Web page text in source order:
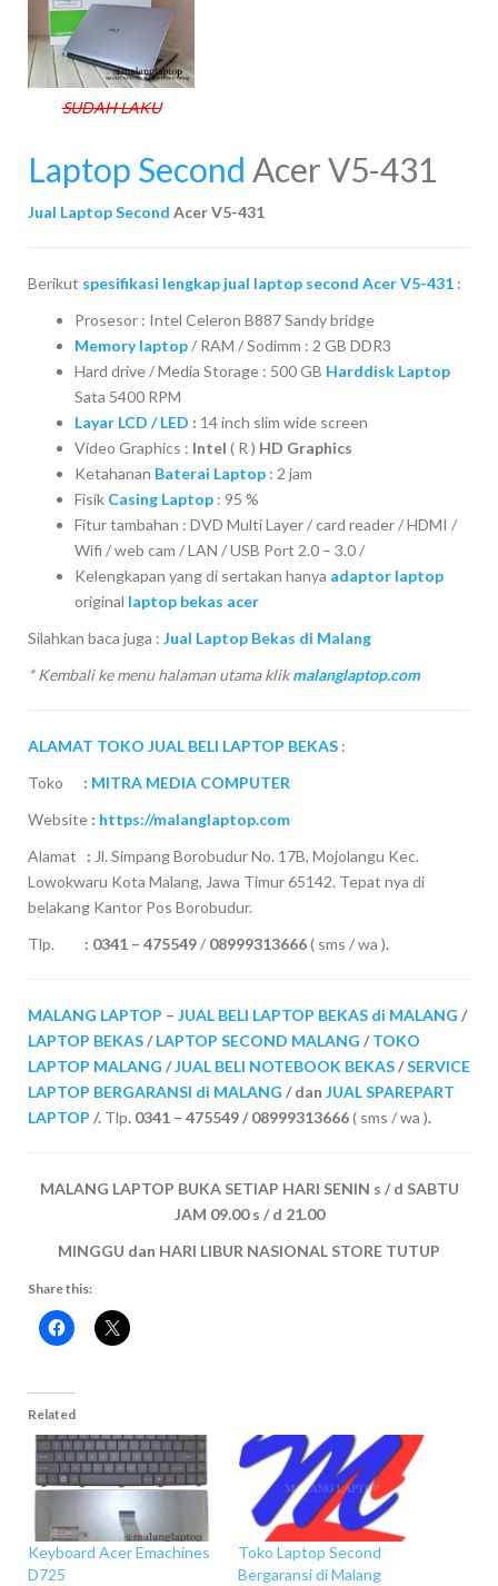
SUDAH LAKU
Laptop Second Acer V5-431
Jual Laptop Second Acer V5-431
Berikut spesifikasi lengkap jual laptop second Acer V5-431 :
Prosesor : Intel Celeron B887 Sandy bridge
Memory laptop/ RAM / Sodimm : 2 GB DDR3
Hard drive / Media Storage : 500 GB Harddisk Laptop
Sata 5400 RPM
Layar LCD / LED : 14 inch slim wide screen
Video Graphics : Intel ( R ) HD Graphics
Ketahanan Baterai Laptop : 2 jam
Fisik Casing Laptop : 95 %
Fitur tambahan : DVD Multi Layer / card reader / HDMI /
Wifi / web cam / LAN / USB Port 2.0 – 3.0 /
Kelengkapan yang di sertakan hanya adaptor laptop
original laptop bekas acer
Silahkan baca juga : Jual Laptop Bekas di Malang
* Kembali ke menu halaman utama klikmalanglaptop.com
ALAMAT TOKO JUAL BELI LAPTOP BEKAS :
Toko : MITRA MEDIA COMPUTER
Website : https://malanglaptop.com
Alamat : Jl. Simpang Borobudur No. 17B, Mojolangu Kec.
Lowokwaru Kota Malang, Jawa Timur 65142. Tepat nya di
belakang Kantor Pos Borobudur.
Tlp. : 0341 – 475549/ 08999313666( sms / wa ).
MALANG LAPTOP – JUAL BELI LAPTOP BEKAS di MALANG /
LAPTOP BEKAS/LAPTOP SECOND MALANG /TOKO
LAPTOP MALANG /JUAL BELI NOTEBOOK BEKAS/SERVICE
LAPTOP BERGARANSI di MALANG / dan JUAL SPAREPART
LAPTOP /. Tlp. 0341 – 475549 / 08999313666( sms / wa ).
MALANG LAPTOP BUKA SETIAP HARI SENIN s / d SABTU
JAM 09.00 s / d 21.00
MINGGU dan HARI LIBUR NASIONAL STORE TUTUP
Share this:
Related
Keyboard Acer Emachines
D725
Toko Laptop Second
Bergaransi di Malang